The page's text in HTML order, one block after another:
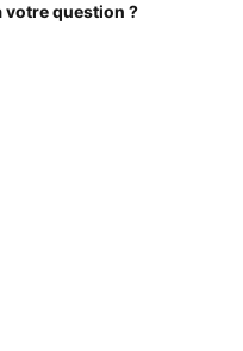
votre question ?